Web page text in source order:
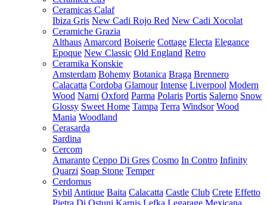
Ceramicas Calaf
Ibiza Gris New Cadi Rojo Red New Cadi Xocolat
Ceramiche Grazia
Althaus Amarcord Boiserie Cottage Electa Elegance
Epoque New Classic Old England Retro
Ceramika Konskie
Amsterdam Bohemy Botanica Braga Brennero
Calacatta Cordoba Glamour Intense Liverpool Modern
Wood Narni Oxford Parma Polaris Portis Salerno Snow
Glossy Sweet Home Tampa Terra Windsor Wood
Mania Woodland
Cerasarda
Sardina
Cercom
Amaranto Ceppo Di Gres Cosmo In Contro Infinity
Quarzi Soap Stone Temper
Cerdomus
Sybil Antique Baita Calacatta Castle Club Crete Effetto